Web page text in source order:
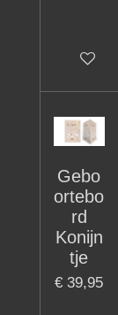
In
Gebo
ortebo
rd
Konijn
tje
€ 39,95